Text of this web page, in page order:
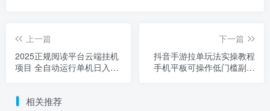
上一篇
2025正规阅读平台云端挂机
项目 全自动运行单机日入
下一篇
抖音手游拉单玩法实操教程
手机平板可操作低门槛副业
相关推荐